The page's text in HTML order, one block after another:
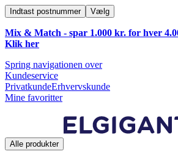
Indtast postnummer Vælg
Mix & Match - spar 1.000 kr. for hver
Klik her
Spring navigationen over
Kundeservice
PrivatkundeErhvervskunde
Mine favoritter
Alle produkter